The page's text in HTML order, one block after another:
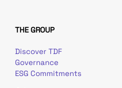
THE GROUP
Discover TDF
Governance
ESG Commitments